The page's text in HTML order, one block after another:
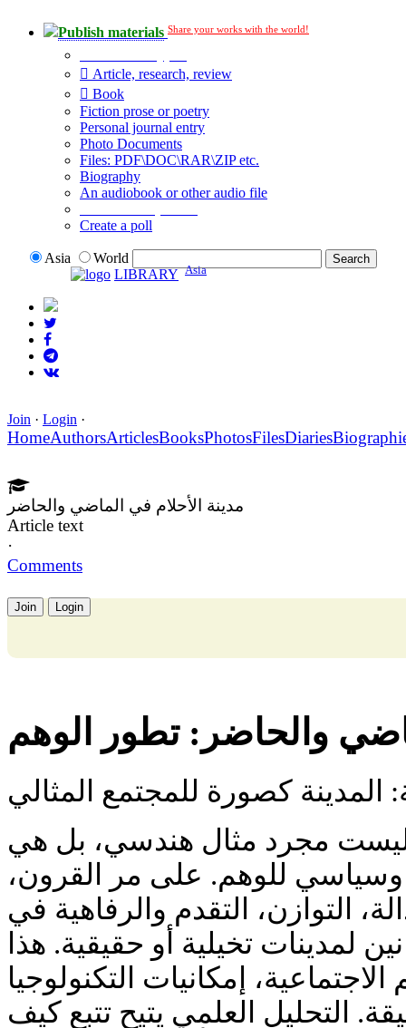
Publish materials Share your works with the world!
Article, research, review
Book
Fiction prose or poetry
Personal journal entry
Photo Documents
Files: PDF\DOC\RAR\ZIP etc.
Biography
An audiobook or other audio file
Create a poll
Asia
World
LIBRARY Asia
Join · Login ·
HomeAuthorsArticlesBooksPhotosFilesDiaries
مدينة الأحلام في الماضي والحاضر
Article text
·
Comments
Join Login
والحاضر: تطور الوهم
المدينة كصورة للمجتمع المثالي
ليست مجرد مثال هندسي، بل هي
للوهم. على مر القرون،
التوازن، التقدم والرفاهية في
لمدينات تخيلية أو حقيقية. هذا
إمكانيات التكنولوجيا
التحليل العلمي يتيح تتبع كيف